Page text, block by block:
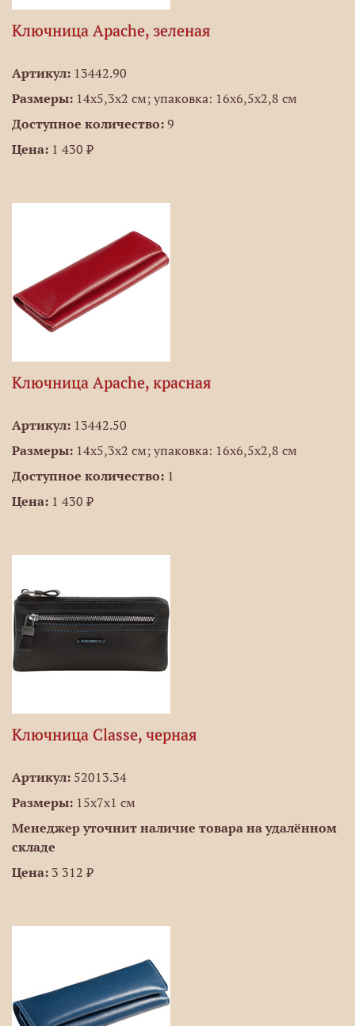
Ключница Apache, зеленая
Артикул: 13442.90
Размеры: 14х5,3x2 см; упаковка: 16х6,5х2,8 см
Доступное количество: 9
Цена: 1 430 ₽
Ключница Apache, красная
Артикул: 13442.50
Размеры: 14х5,3x2 см; упаковка: 16х6,5х2,8 см
Доступное количество: 1
Цена: 1 430 ₽
Ключница Classe, черная
Артикул: 52013.34
Размеры: 15х7х1 см
Менеджер уточнит наличие товара на удалённом
складе
Цена: 3 312 ₽